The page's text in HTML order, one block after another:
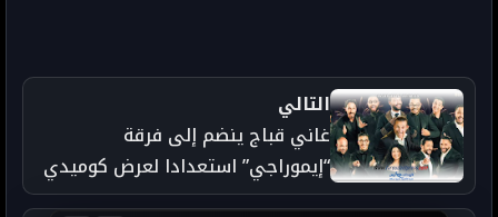
التالي
غاني قباج ينضم إلى فرقة
“إيموراجي” استعدادا لعرض كوميدي
بالرباط